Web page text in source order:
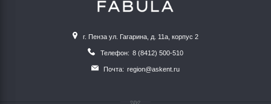
г. Пенза ул. Гагарина, д. 11а, корпус 2
Телефон: 8 (8412) 500-510
Почта: region@askent.ru